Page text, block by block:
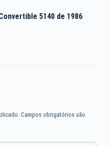
5140 de 1986
Campos obrigatórios são